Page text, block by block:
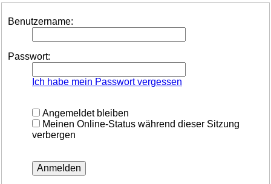
Benutzername:
Passwort:
Ich habe mein Passwort vergessen
Angemeldet bleiben
Meinen Online-Status während dieser Sitzung
verbergen